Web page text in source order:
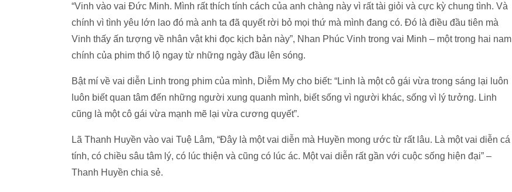
“Vinh vào vai Đức Minh. Mình rất thích tính cách của anh chàng này vì rất tài giỏi và cực kỳ chung tình. Và
chính vì tình yêu lớn lao đó mà anh ta đã quyết rời bỏ mọi thứ mà mình đang có. Đó là điều đầu tiên mà
Vinh thấy ấn tượng về nhân vật khi đọc kịch bản này”, Nhan Phúc Vinh trong vai Minh – một trong hai nam
chính của phim thổ lộ ngay từ những ngày đầu lên sóng.
Bật mí về vai diễn Linh trong phim của mình, Diễm My cho biết: “Linh là một cô gái vừa trong sáng lại luôn
luôn biết quan tâm đến những người xung quanh mình, biết sống vì người khác, sống vì lý tưởng. Linh
cũng là một cô gái vừa mạnh mẽ lại vừa cương quyết”.
Lã Thanh Huyền vào vai Tuệ Lâm, “Đây là một vai diễn mà Huyền mong ước từ rất lâu. Là một vai diễn cá
tính, có chiều sâu tâm lý, có lúc thiện và cũng có lúc ác. Một vai diễn rất gần với cuộc sống hiện đại” –
Thanh Huyền chia sẻ.